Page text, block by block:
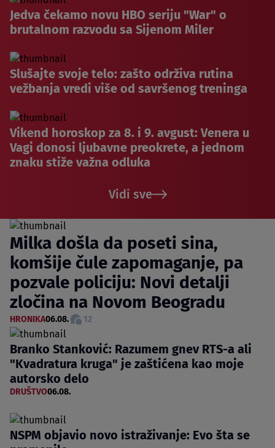
Jedva čekamo novu HBO seriju "War" o
brutalnom razvodu sa Sijenom Miler
Slušajte svoje telo: zašto održiva rutina
vežbanja vredi više od savršenog treninga
Vikend horoskop za 8. i 9. avgust: Venera u
Vagi donosi ljubavne preokrete, a jednom
znaku stiže važna odluka
Vidi sve
Milka došla da poseti sina,
komšije čule zapomaganje, pa
pozvale policiju: Novi detalji
zločina na Novom Beogradu
HRONIKA06.08. 12
Branko Stanković: Razumem gnev RTS-a ali
"Kvadratura kruga" je zaštićena kao moje
autorsko delo
DRUŠTVO06.08.
NSPM objavio novo istraživanje: Evo šta se